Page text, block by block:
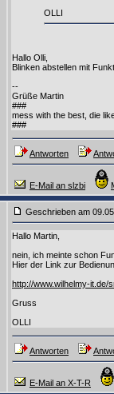
OLLI
Hallo Olli,
Blinken abstellen mit
--
Grüße Martin
###
mess with the best, die
###
Antworten
E-Mail an slzbi
Geschrieben am
Hallo Martin,
nein, ich meinte schon
Hier der Link zur
http://www.wilhelmy-it.de/
Gruss
OLLI
Antworten
E-Mail an X-T-R